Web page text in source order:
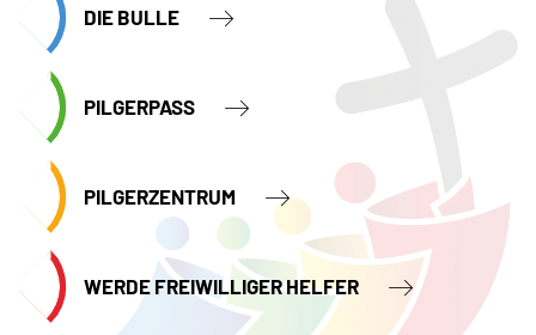
DIE BULLE
PILGERPASS
PILGERZENTRUM
WERDE FREIWILLIGER HELFER